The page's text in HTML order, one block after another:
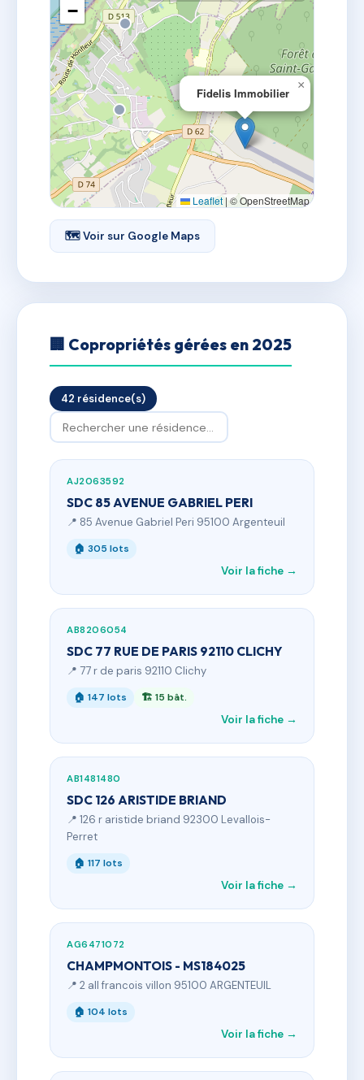
Fidelis Immobilier
×
−
Leaflet |© OpenStreetMap
🗺 Voir sur Google Maps
🏢 Copropriétés gérées en 2025
42 résidence(s)
AJ2063592
SDC 85 AVENUE GABRIEL PERI
📍 85 Avenue Gabriel Peri 95100 Argenteuil
🏠 305 lots
Voir la fiche →
AB8206054
SDC 77 RUE DE PARIS 92110 CLICHY
📍 77 r de paris 92110 Clichy
🏠 147 lots 🏗 15 bât.
Voir la fiche →
AB1481480
SDC 126 ARISTIDE BRIAND
📍 126 r aristide briand 92300 Levallois-
Perret
🏠 117 lots
Voir la fiche →
AG6471072
CHAMPMONTOIS - MS184025
📍 2 all francois villon 95100 ARGENTEUIL
🏠 104 lots
Voir la fiche →